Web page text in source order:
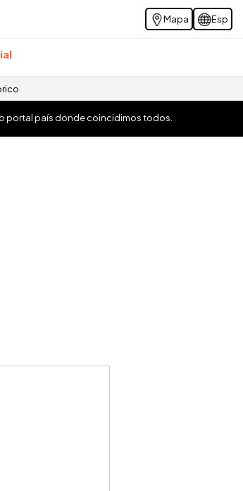
Mapa Esp
portal país donde coincidimos todos.